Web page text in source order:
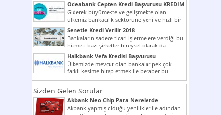
Odeabank Cepten Kredi Başvurusu KREDIM
8444
Giderek büyümekte ve gelişmekte olan
ülkemiz bankacılık sektörüne yeni ve hızlı bir
giriş yapmış olan...
Senetle Kredi Verilir 2018
Bankaların sadece ticari işletmelere verdiği bu
hizmeti bazı şirketler bireysel olarak da
vermektedir. Senetle kredi...
Halkbank Vefa Kredisi Başvurusu
Ülkemizde mevcut olan bankalar pek çok
farklı kesime hitap etmek ile beraber bu
noktada son...
Sizden Gelen Sorular
Akbank Neo Chip Para Nerelerde
Kullanılır?
Akbank yapmış olduğu yenilikler ile adından